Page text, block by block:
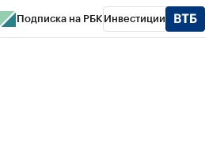
Подписка на РБК Инвестиции